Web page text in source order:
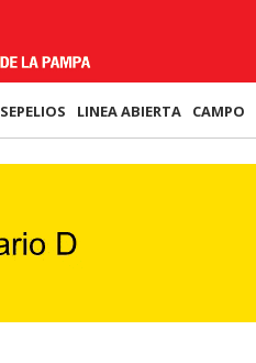
SEPELIOS LINEA ABIERTA CAMPO